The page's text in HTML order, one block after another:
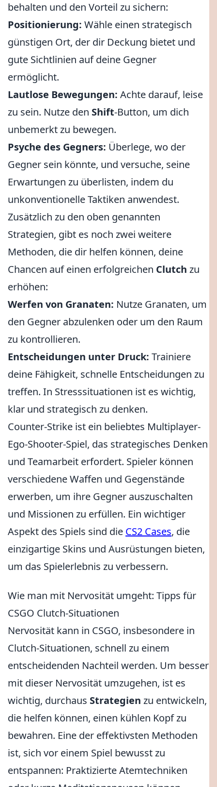
behalten und den Vorteil zu sichern:
Positionierung: Wähle einen strategisch
günstigen Ort, der dir Deckung bietet und
gute Sichtlinien auf deine Gegner
ermöglicht.
Lautlose Bewegungen: Achte darauf, leise
zu sein. Nutze den Shift-Button, um dich
unbemerkt zu bewegen.
Psyche des Gegners: Überlege, wo der
Gegner sein könnte, und versuche, seine
Erwartungen zu überlisten, indem du
unkonventionelle Taktiken anwendest.
Zusätzlich zu den oben genannten
Strategien, gibt es noch zwei weitere
Methoden, die dir helfen können, deine
Chancen auf einen erfolgreichen Clutch zu
erhöhen:
Werfen von Granaten: Nutze Granaten, um
den Gegner abzulenken oder um den Raum
zu kontrollieren.
Entscheidungen unter Druck: Trainiere
deine Fähigkeit, schnelle Entscheidungen zu
treffen. In Stresssituationen ist es wichtig,
klar und strategisch zu denken.
Counter-Strike ist ein beliebtes Multiplayer-
Ego-Shooter-Spiel, das strategisches Denken
und Teamarbeit erfordert. Spieler können
verschiedene Waffen und Gegenstände
erwerben, um ihre Gegner auszuschalten
und Missionen zu erfüllen. Ein wichtiger
Aspekt des Spiels sind die CS2 Cases, die
einzigartige Skins und Ausrüstungen bieten,
um das Spielerlebnis zu verbessern.
Wie man mit Nervosität umgeht: Tipps für
CSGO Clutch-Situationen
Nervosität kann in CSGO, insbesondere in
Clutch-Situationen, schnell zu einem
entscheidenden Nachteil werden. Um besser
mit dieser Nervosität umzugehen, ist es
wichtig, durchaus Strategien zu entwickeln,
die helfen können, einen kühlen Kopf zu
bewahren. Eine der effektivsten Methoden
ist, sich vor einem Spiel bewusst zu
entspannen: Praktizierte Atemtechniken